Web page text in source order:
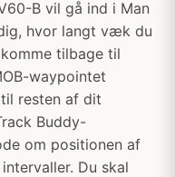
B vil gå ind i Man
hvor langt væk du
tilbage til
waypointet
resten af dit
Buddy-
om positionen af
Du skal